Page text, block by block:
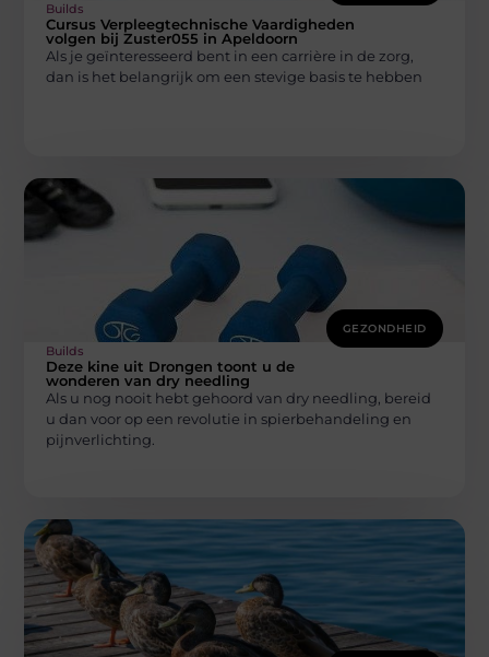
Builds
Cursus Verpleegtechnische Vaardigheden
volgen bij Zuster055 in Apeldoorn
Als je geïnteresseerd bent in een carrière in de zorg,
dan is het belangrijk om een stevige basis te hebben
GEZONDHEID
Builds
Deze kine uit Drongen toont u de
wonderen van dry needling
Als u nog nooit hebt gehoord van dry needling, bereid
u dan voor op een revolutie in spierbehandeling en
pijnverlichting.